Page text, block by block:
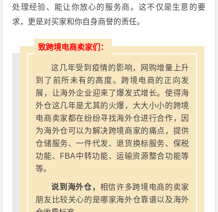
处理经验、能让你放心的服务商。这不仅是生意的要
求，更是对买家和你自身商誉的责任。
致跨境电商卖家们：
这几年受到疫情的影响，网购增量上升
到了前所未有的高度。跨境电商的正向发
展，让海外企业迎来了爆发式增长。使得海
外仓这几年是尤其的火爆，大大小小的跨境
电商卖家都在纷纷寻找海外仓进行合作，因
为海外仓可以为解决跨境商家的痛点，提供
仓储服务、一件代发、退货换标服务、保税
功能、FBA中转功能、运输资源整合功能等
等。
说到海外仓， 相信许多跨境电商的卖家
朋友比较关心的是哪家海外仓靠谱以及海外